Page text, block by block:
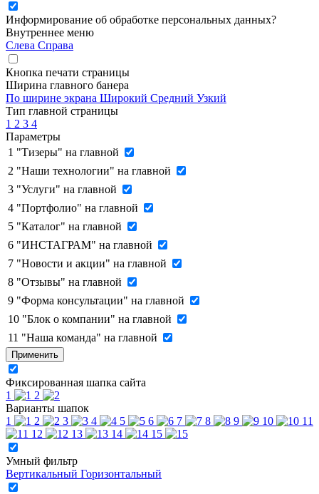
Информирование об обработке персональных данных?
Внутреннее меню
Слева Справа
Кнопка печати страницы
Ширина главного банера
По ширине экрана Широкий Средний Узкий
Тип главной страницы
1 2 3 4
Параметры
1 "Тизеры" на главной
2 "Наши технологии" на главной
3 "Услуги" на главной
4 "Портфолио" на главной
5 "Каталог" на главной
6 "ИНСТАГРАМ" на главной
7 "Новости и акции" на главной
8 "Отзывы" на главной
9 "Форма консультации" на главной
10 "Блок о компании" на главной
11 "Наша команда" на главной
Применить
Фиксированная шапка сайта
1
2
Варианты шапок
1
2 3 4 5 6 7 8 9 10
11
12
13 14 15
Умный фильтр
Вертикальный Горизонтальный